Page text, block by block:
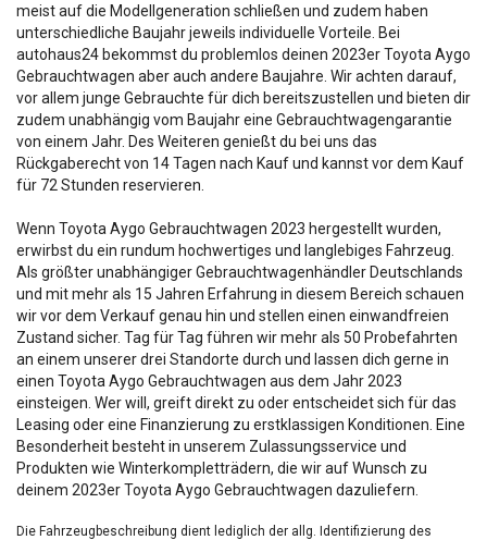
meist auf die Modellgeneration schließen und zudem haben
unterschiedliche Baujahr jeweils individuelle Vorteile. Bei
autohaus24 bekommst du problemlos deinen 2023er Toyota Aygo
Gebrauchtwagen aber auch andere Baujahre. Wir achten darauf,
vor allem junge Gebrauchte für dich bereitszustellen und bieten dir
zudem unabhängig vom Baujahr eine Gebrauchtwagengarantie
von einem Jahr. Des Weiteren genießt du bei uns das
Rückgaberecht von 14 Tagen nach Kauf und kannst vor dem Kauf
für 72 Stunden reservieren.
Wenn Toyota Aygo Gebrauchtwagen 2023 hergestellt wurden,
erwirbst du ein rundum hochwertiges und langlebiges Fahrzeug.
Als größter unabhängiger Gebrauchtwagenhändler Deutschlands
und mit mehr als 15 Jahren Erfahrung in diesem Bereich schauen
wir vor dem Verkauf genau hin und stellen einen einwandfreien
Zustand sicher. Tag für Tag führen wir mehr als 50 Probefahrten
an einem unserer drei Standorte durch und lassen dich gerne in
einen Toyota Aygo Gebrauchtwagen aus dem Jahr 2023
einsteigen. Wer will, greift direkt zu oder entscheidet sich für das
Leasing oder eine Finanzierung zu erstklassigen Konditionen. Eine
Besonderheit besteht in unserem Zulassungsservice und
Produkten wie Winterkompletträdern, die wir auf Wunsch zu
deinem 2023er Toyota Aygo Gebrauchtwagen dazuliefern.
Die Fahrzeugbeschreibung dient lediglich der allg. Identifizierung des